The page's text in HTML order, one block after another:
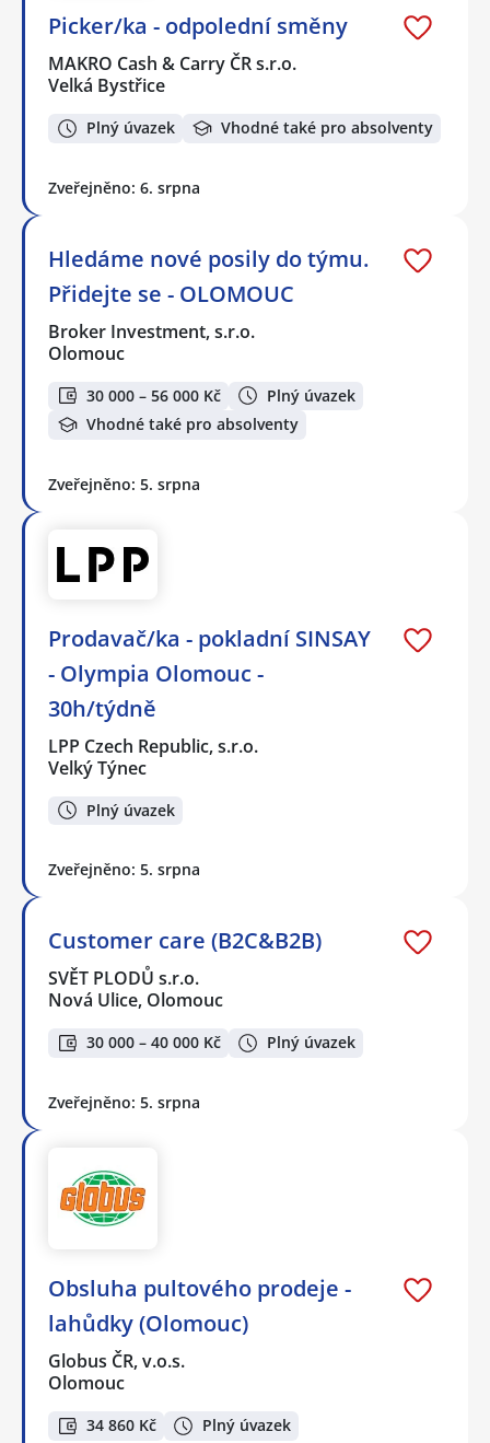
Picker/ka - odpolední směny
MAKRO Cash & Carry ČR s.r.o.
Velká Bystřice
Plný úvazek Vhodné také pro absolventy
Zveřejněno: 6. srpna
Hledáme nové posily do týmu.
Přidejte se - OLOMOUC
Broker Investment, s.r.o.
Olomouc
30 000 – 56 000 Kč
Plný úvazek
Vhodné také pro absolventy
Zveřejněno: 5. srpna
Prodavač/ka - pokladní SINSAY
- Olympia Olomouc -
30h/týdně
LPP Czech Republic, s.r.o.
Velký Týnec
Plný úvazek
Zveřejněno: 5. srpna
Customer care (B2C&B2B)
SVĚT PLODŮ s.r.o.
Nová Ulice, Olomouc
30 000 – 40 000 Kč Plný úvazek
Zveřejněno: 5. srpna
Obsluha pultového prodeje -
lahůdky (Olomouc)
Globus ČR, v.o.s.
Olomouc
34 860 Kč Plný úvazek